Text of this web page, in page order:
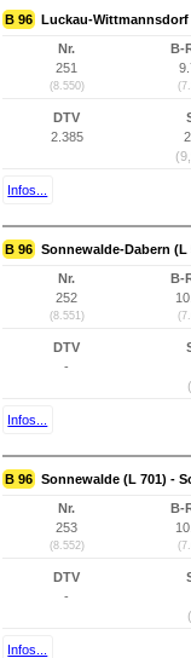
B 96 Luckau-Wittmannsdorf
Nr.
251
(8.550)
B-
DTV
2.385
Infos...
B 96 Sonnewalde-Dabern (L
Nr.
252
(8.551)
B-
DTV
-
Infos...
B 96 Sonnewalde (L 701) -
Nr.
253
(8.552)
B-
DTV
-
Infos...